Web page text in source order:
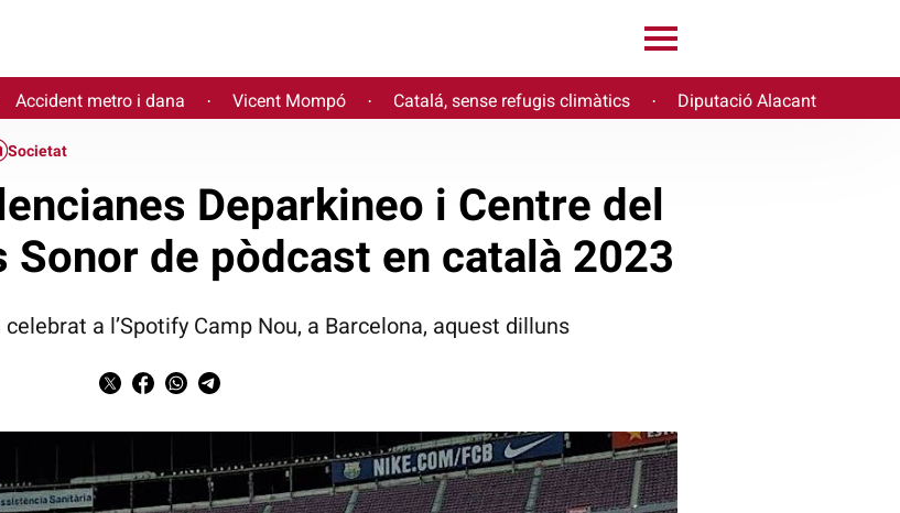
Accident metro i dana · Vicent Mompó · Catalá, sense refugis climàtics · Diputació Alacant
Societat
Deparkineo i Centre del
Sonor de pòdcast en català 2023
a l’Spotify Camp Nou, a Barcelona, aquest dilluns